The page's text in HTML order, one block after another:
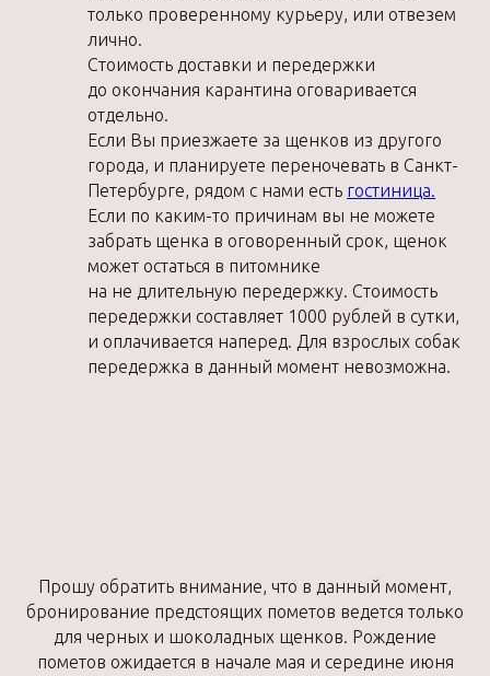
только проверенному курьеру, или отвезем
лично.
Стоимость доставки и передержки
до окончания карантина оговаривается
отдельно.
Если Вы приезжаете за щенков из другого
города, и планируете переночевать в Санкт-
Петербурге, рядом с нами есть гостиница.
Если по каким-то причинам вы не можете
забрать щенка в оговоренный срок, щенок
может остаться в питомнике
на не длительную передержку. Стоимость
передержки составляет 1000 рублей в сутки,
и оплачивается наперед. Для взрослых собак
передержка в данный момент невозможна.
Прошу обратить внимание, что в данный момент,
бронирование предстоящих пометов ведется только
для черных и шоколадных щенков. Рождение
пометов ожидается в начале мая и середине июня